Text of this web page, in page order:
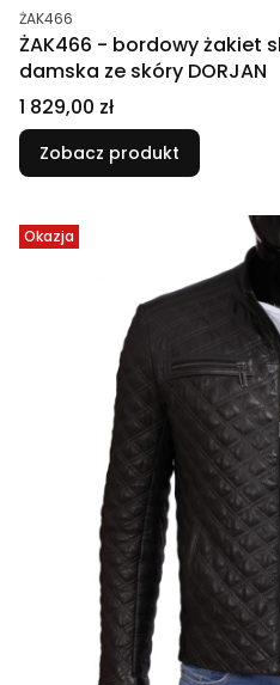
Kod produktu
ŻAK466
ŻAK466 - bordowy żakiet
damska ze skóry DORJAN
Cena
1 829,00 zł
Zobacz produkt
Okazja